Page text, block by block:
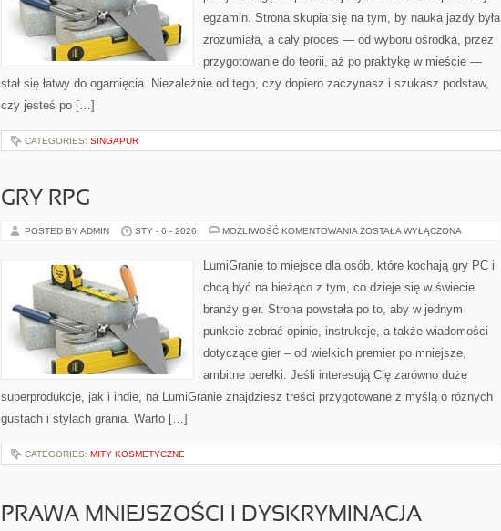
egzamin. Strona skupia się na tym, by nauka jazdy była
zrozumiała, a cały proces — od wyboru ośrodka, przez
przygotowanie do teorii, aż po praktykę w mieście —
stał się łatwy do ogarnięcia. Niezależnie od tego, czy dopiero zaczynasz i szukasz podstaw,
czy jesteś po […]
CATEGORIES: SINGAPUR
GRY RPG
POSTED BY ADMIN STY - 6 - 2026 MOŻLIWOŚĆ KOMENTOWANIA GRY
ZOSTAŁA WYŁĄCZONA
LumiGranie to miejsce dla osób, które kochają gry PC i
chcą być na bieżąco z tym, co dzieje się w świecie
branży gier. Strona powstała po to, aby w jednym
punkcie zebrać opinie, instrukcje, a także wiadomości
dotyczące gier – od wielkich premier po mniejsze,
ambitne perełki. Jeśli interesują Cię zarówno duże
superprodukcje, jak i indie, na LumiGranie znajdziesz treści przygotowane z myślą o różnych
gustach i stylach grania. Warto […]
CATEGORIES: MITY KOSMETYCZNE
PRAWA MNIEJSZOŚCI I DYSKRYMINACJA